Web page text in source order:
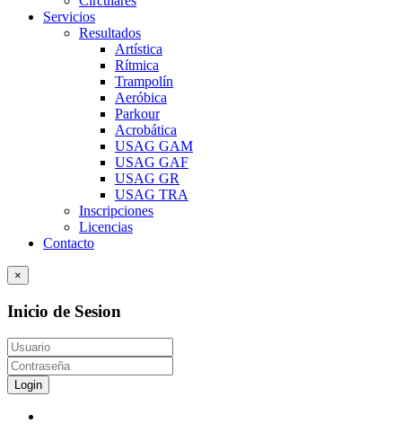
Servicios
Resultados
Artística
Rítmica
Trampolín
Aeróbica
Parkour
Acrobática
USAG GAM
USAG GAF
USAG GR
USAG TRA
Inscripciones
Licencias
Contacto
×
Inicio de Sesion
Login